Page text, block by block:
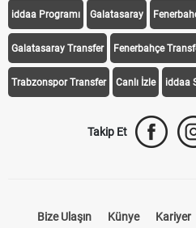
iddaa Programı Galatasaray
Galatasaray Transfer Fenerbahçe
Trabzonspor Transfer Canlı İzle iddaa
Takip Et
Bize Ulaşın Künye Kariyer